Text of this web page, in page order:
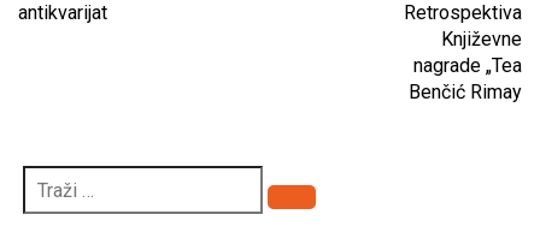
antikvarijat
Retrospektiva
Književne
nagrade „Tea
Benčić Rimay
Pretraži